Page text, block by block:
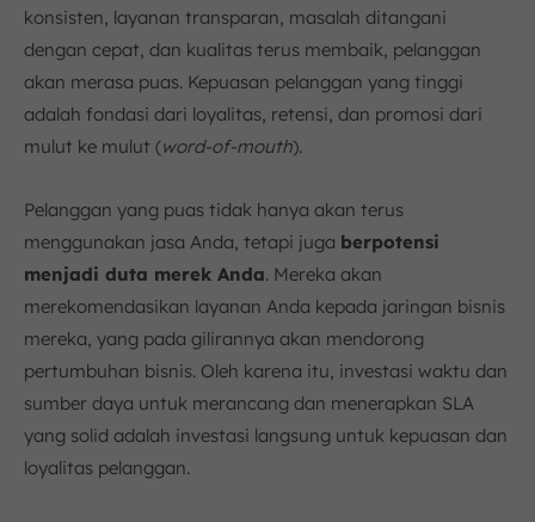
konsisten, layanan transparan, masalah ditangani
dengan cepat, dan kualitas terus membaik, pelanggan
akan merasa puas. Kepuasan pelanggan yang tinggi
adalah fondasi dari loyalitas, retensi, dan promosi dari
mulut ke mulut (word-of-mouth).
Pelanggan yang puas tidak hanya akan terus
menggunakan jasa Anda, tetapi juga berpotensi
menjadi duta merek Anda. Mereka akan
merekomendasikan layanan Anda kepada jaringan bisnis
mereka, yang pada gilirannya akan mendorong
pertumbuhan bisnis. Oleh karena itu, investasi waktu dan
sumber daya untuk merancang dan menerapkan SLA
yang solid adalah investasi langsung untuk kepuasan dan
loyalitas pelanggan.